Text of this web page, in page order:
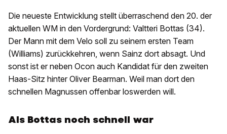
Die neueste Entwicklung stellt überraschend den 20. der
aktuellen WM in den Vordergrund: Valtteri Bottas (34).
Der Mann mit dem Velo soll zu seinem ersten Team
(Williams) zurückkehren, wenn Sainz dort absagt. Und
sonst ist er neben Ocon auch Kandidat für den zweiten
Haas-Sitz hinter Oliver Bearman. Weil man dort den
schnellen Magnussen offenbar loswerden will.
Als Bottas noch schnell war